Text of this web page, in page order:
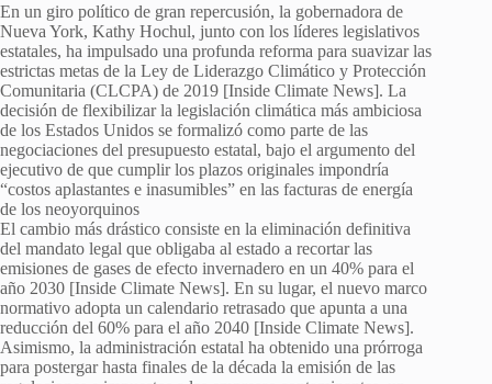
En un giro político de gran repercusión, la gobernadora de
Nueva York, Kathy Hochul, junto con los líderes legislativos
estatales, ha impulsado una profunda reforma para suavizar las
estrictas metas de la Ley de Liderazgo Climático y Protección
Comunitaria (CLCPA) de 2019 [Inside Climate News]. La
decisión de flexibilizar la legislación climática más ambiciosa
de los Estados Unidos se formalizó como parte de las
negociaciones del presupuesto estatal, bajo el argumento del
ejecutivo de que cumplir los plazos originales impondría
“costos aplastantes e inasumibles” en las facturas de energía
de los neoyorquinos
El cambio más drástico consiste en la eliminación definitiva
del mandato legal que obligaba al estado a recortar las
emisiones de gases de efecto invernadero en un 40% para el
año 2030 [Inside Climate News]. En su lugar, el nuevo marco
normativo adopta un calendario retrasado que apunta a una
reducción del 60% para el año 2040 [Inside Climate News].
Asimismo, la administración estatal ha obtenido una prórroga
para postergar hasta finales de la década la emisión de las